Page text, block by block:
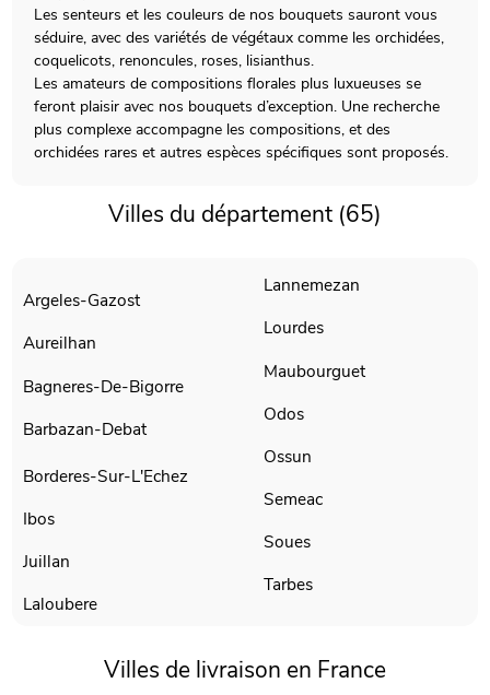
Les senteurs et les couleurs de nos bouquets sauront vous
séduire, avec des variétés de végétaux comme les orchidées,
coquelicots, renoncules, roses, lisianthus.
Les amateurs de compositions florales plus luxueuses se
feront plaisir avec nos bouquets d’exception. Une recherche
plus complexe accompagne les compositions, et des
orchidées rares et autres espèces spécifiques sont proposés.
Villes du département (65)
Argeles-Gazost
Aureilhan
Bagneres-De-Bigorre
Barbazan-Debat
Borderes-Sur-L'Echez
Ibos
Juillan
Laloubere
Lannemezan
Lourdes
Maubourguet
Odos
Ossun
Semeac
Soues
Tarbes
Villes de livraison en France